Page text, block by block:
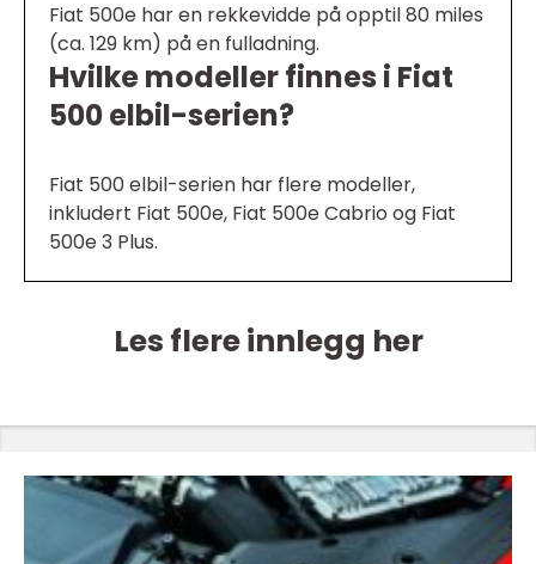
Fiat 500e har en rekkevidde på opptil 80 miles
(ca. 129 km) på en fulladning.
Hvilke modeller finnes i Fiat
500 elbil-serien?
Fiat 500 elbil-serien har flere modeller,
inkludert Fiat 500e, Fiat 500e Cabrio og Fiat
500e 3 Plus.
Les flere innlegg her